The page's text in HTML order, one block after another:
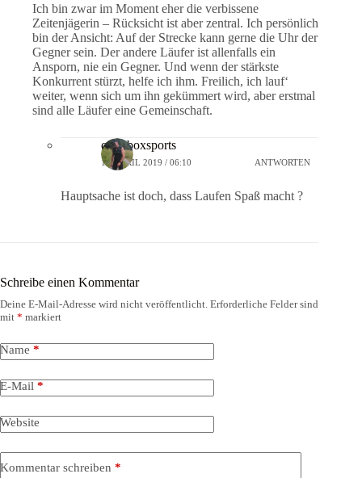
Ich bin zwar im Moment eher die verbissene
Zeitenjägerin – Rücksicht ist aber zentral. Ich persönlich
bin der Ansicht: Auf der Strecke kann gerne die Uhr der
Gegner sein. Der andere Läufer ist allenfalls ein
Ansporn, nie ein Gegner. Und wenn der stärkste
Konkurrent stürzt, helfe ich ihm. Freilich, ich lauf‘
weiter, wenn sich um ihn gekümmert wird, aber erstmal
sind alle Läufer eine Gemeinschaft.
crossboxsports
16. APRIL 2019 / 06:10 ANTWORTEN
Hauptsache ist doch, dass Laufen Spaß macht ?
Schreibe einen Kommentar
Deine E-Mail-Adresse wird nicht veröffentlicht. Erforderliche Felder sind
mit * markiert
Name *
E-Mail *
Website
Kommentar schreiben *